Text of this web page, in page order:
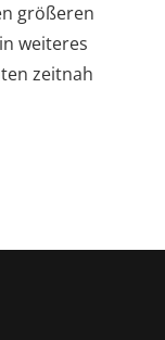
größeren
weiteres
zeitnah